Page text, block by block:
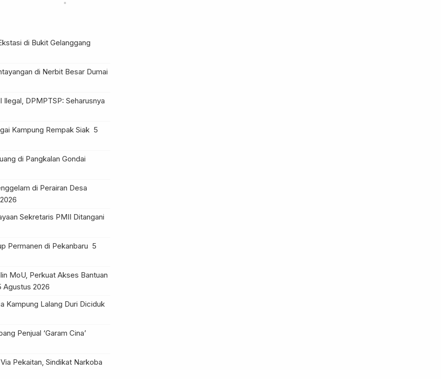
di Bukit Gelanggang
di Nerbit Besar Dumai
DPMPTSP: Seharusnya
Kampung Rempak Siak 5
di Pangkalan Gondai
di Perairan Desa
Sekretaris PMII Ditangani
Permanen di Pekanbaru 5
MoU, Perkuat Akses Bantuan
Agustus 2026
Kampung Lalang Duri Diciduk
Penjual ‘Garam Cina’
Pekaitan, Sindikat Narkoba